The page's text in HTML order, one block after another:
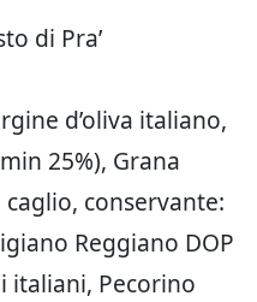
di Pra’
d’oliva italiano,
25%), Grana
caglio, conservante:
Reggiano DOP
italiani, Pecorino